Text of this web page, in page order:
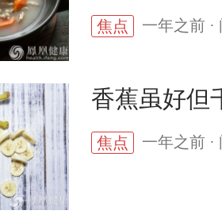
焦点 一年之前 ·
香蕉虽好但
焦点 一年之前 ·